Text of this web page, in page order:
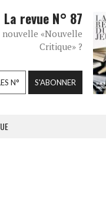
La revue N° 87
nouvelle «Nouvelle
Critique» ?
N° S'ABONNER